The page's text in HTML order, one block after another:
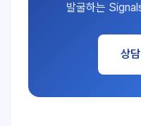
발굴하는
상